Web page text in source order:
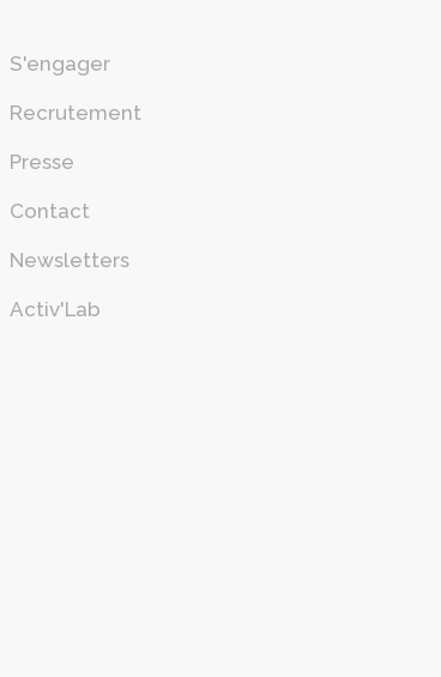
S'engager
Recrutement
Presse
Contact
Newsletters
Activ'Lab